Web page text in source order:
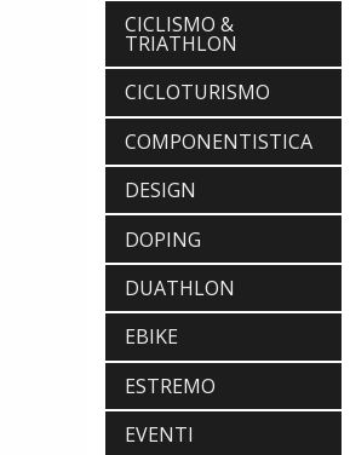
CICLISMO &
TRIATHLON
CICLOTURISMO
COMPONENTISTICA
DESIGN
DOPING
DUATHLON
EBIKE
ESTREMO
EVENTI